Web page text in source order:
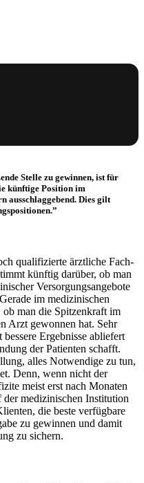
Stelle zu gewinnen, ist für
künftige Position im
ausschlaggebend. Dies gilt
qualifizierte ärztliche Fach-
künftig darüber, ob man
Versorgungsangebote
im medizinischen
man die Spitzenkraft im
Arzt gewonnen hat. Sehr
Ergebnisse abliefert
der Patienten schafft.
alles Notwendige zu tun,
Denn, wenn nicht der
meist erst nach Monaten
medizinischen Institution
die beste verfügbare
zu gewinnen und damit
zu sichern.